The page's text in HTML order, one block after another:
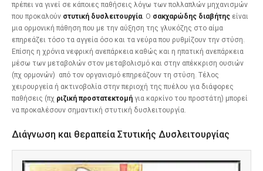
πρέπει να γινεί σε κάποιες παθήσεις λόγω των πολλαπλών μηχανισμών
που προκαλούν στυτική δυσλειτουργία. Ο σακχαρώδης διαβήτης είναι
μια ορμονική πάθηση που με την αύξηση της γλυκόζης στο αίμα
επηρεάζει τόσο τα αγγεία όσο και τα νεύρα που ρυθμίζουν την στύση.
Επίσης η χρόνια νεφρική ανεπάρκεια καθώς και η ηπατική ανεπάρκεια
μέσω των μεταβολών στον μεταβολισμό και στην απέκκριση ουσιών
(πχ ορμονών) από τον οργανισμό επηρεάζουν τη στύση. Τέλος
χειρουργεία ή ακτινοβολία στην περιοχή της πυέλου για διάφορες
παθήσεις (πχ ριζική προστατεκτομή για καρκίνο του προστάτη) μπορεί
να προκαλέσουν σημαντική στυτική δυσλειτουργία.
Διάγνωση και θεραπεία Στυτικής Δυσλειτουργίας